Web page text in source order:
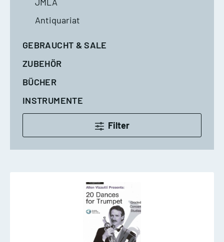
Antiquariat
GEBRAUCHT & SALE
ZUBEHÖR
BÜCHER
INSTRUMENTE
Filter